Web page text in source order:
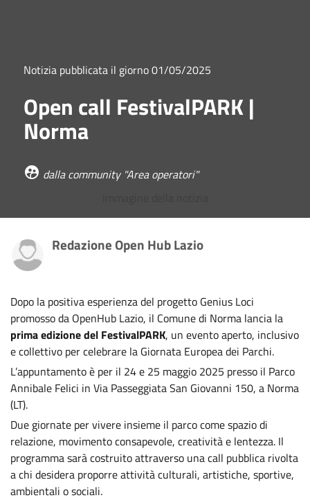
Notizia pubblicata il giorno 01/05/2025
Open call FestivalPARK |
Norma
dalla community "Area operatori"
Redazione Open Hub Lazio
Dopo la positiva esperienza del progetto Genius Loci
promosso da OpenHub Lazio, il Comune di Norma lancia la
prima edizione del FestivalPARK, un evento aperto, inclusivo
e collettivo per celebrare la Giornata Europea dei Parchi.
L’appuntamento è per il 24 e 25 maggio 2025 presso il Parco
Annibale Felici in Via Passeggiata San Giovanni 150, a Norma
(LT).
Due giornate per vivere insieme il parco come spazio di
relazione, movimento consapevole, creatività e lentezza. Il
programma sarà costruito attraverso una call pubblica rivolta
a chi desidera proporre attività culturali, artistiche, sportive,
ambientali o sociali.